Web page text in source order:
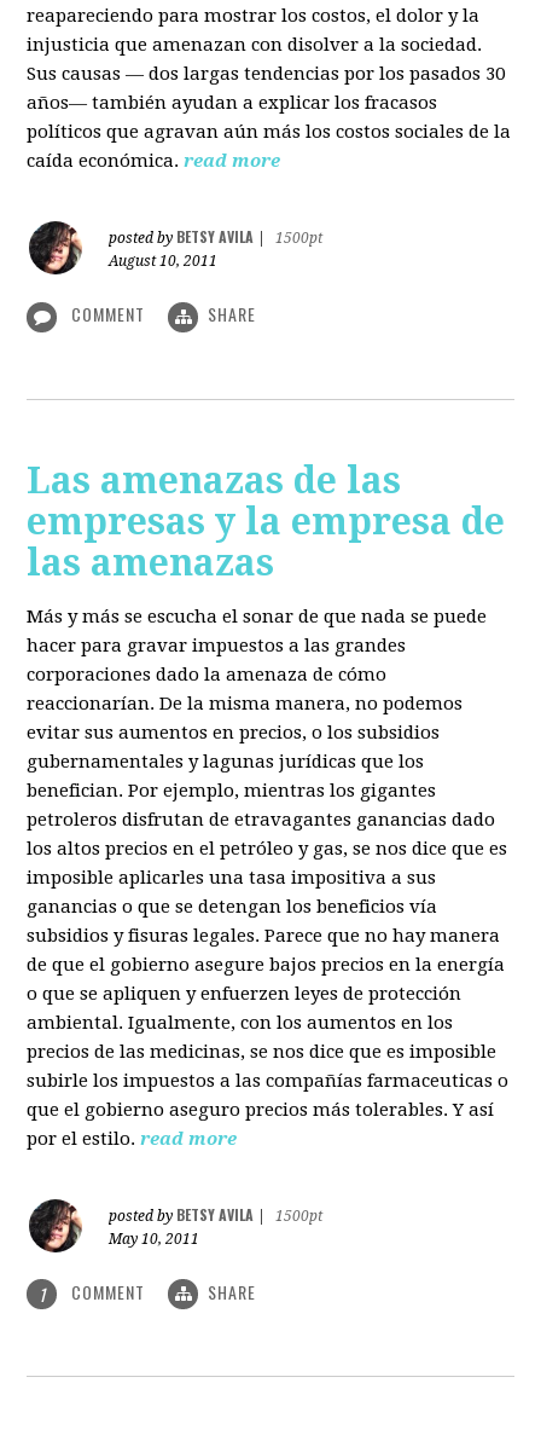
reapareciendo para mostrar los costos, el dolor y la
injusticia que amenazan con disolver a la sociedad.
Sus causas — dos largas tendencias por los pasados 30
años— también ayudan a explicar los fracasos
políticos que agravan aún más los costos sociales de la
caída económica. read more
posted by BETSY AVILA
1500pt
August 10, 2011
COMMENT SHARE
Las amenazas de las
empresas y la empresa de
las amenazas
Más y más se escucha el sonar de que nada se puede
hacer para gravar impuestos a las grandes
corporaciones dado la amenaza de cómo
reaccionarían. De la misma manera, no podemos
evitar sus aumentos en precios, o los subsidios
gubernamentales y lagunas jurídicas que los
benefician. Por ejemplo, mientras los gigantes
petroleros disfrutan de etravagantes ganancias dado
los altos precios en el petróleo y gas, se nos dice que es
imposible aplicarles una tasa impositiva a sus
ganancias o que se detengan los beneficios vía
subsidios y fisuras legales. Parece que no hay manera
de que el gobierno asegure bajos precios en la energía
o que se apliquen y enfuerzen leyes de protección
ambiental. Igualmente, con los aumentos en los
precios de las medicinas, se nos dice que es imposible
subirle los impuestos a las compañías farmaceuticas o
que el gobierno aseguro precios más tolerables. Y así
por el estilo. read more
posted by BETSY AVILA
1500pt
May 10, 2011
1 COMMENT SHARE